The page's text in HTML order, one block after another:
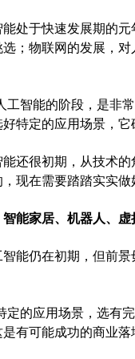
于快速发展期的元
；物联网的发展，
智能的阶段，是非常
特定的应用场景，
很初期，从技术的
现在需要踏踏实实做
智能家居、机器人、
仍在初期，但前景
的应用场景，选有完
有可能成功的商业落